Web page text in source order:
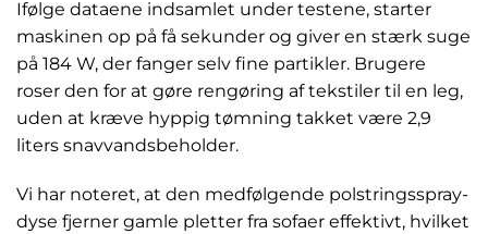
Ifølge dataene indsamlet under testene, starter
maskinen op på få sekunder og giver en stærk suge
på 184 W, der fanger selv fine partikler. Brugere
roser den for at gøre rengøring af tekstiler til en leg,
uden at kræve hyppig tømning takket være 2,9
liters snavvandsbeholder.
Vi har noteret, at den medfølgende polstringsspray-
dyse fjerner gamle pletter fra sofaer effektivt, hvilket